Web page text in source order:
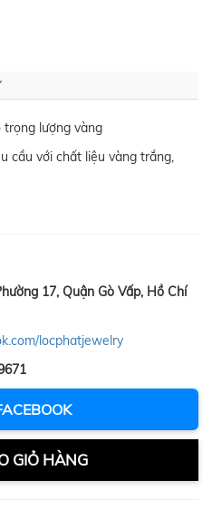
trọng lượng vàng
cầu với chất liệu vàng trắng,
17, Quận Gò Vấp, Hồ Chí
locphatjewelry
GIỎ HÀNG